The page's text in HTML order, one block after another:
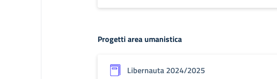
Progetti area umanistica
Libernauta 2024/2025